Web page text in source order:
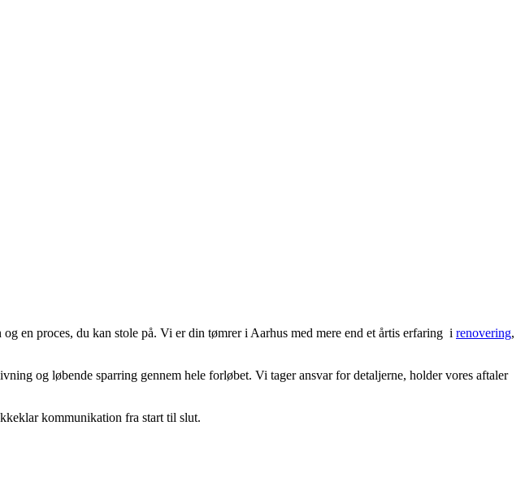
en proces, du kan stole på. Vi er din tømrer i Aarhus med mere end et årtis erfaring i renovering,
og løbende sparring gennem hele forløbet. Vi tager ansvar for detaljerne, holder vores aftaler
kommunikation fra start til slut.